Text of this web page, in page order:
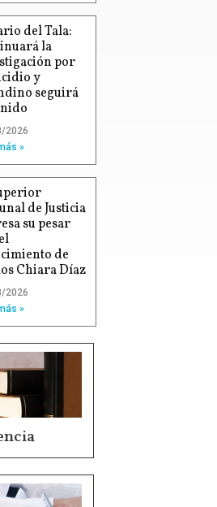
del Tala:
la
por
y
seguirá
2026
»
de Justicia
su pesar
de
Chiara Díaz
2026
»